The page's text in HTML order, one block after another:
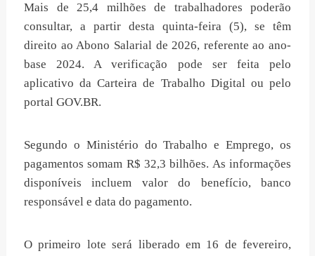
Mais de 25,4 milhões de trabalhadores poderão
consultar, a partir desta quinta-feira (5), se têm
direito ao Abono Salarial de 2026, referente ao ano-
base 2024. A verificação pode ser feita pelo
aplicativo da Carteira de Trabalho Digital ou pelo
portal GOV.BR.
Segundo o Ministério do Trabalho e Emprego, os
pagamentos somam R$ 32,3 bilhões. As informações
disponíveis incluem valor do benefício, banco
responsável e data do pagamento.
O primeiro lote será liberado em 16 de fevereiro,